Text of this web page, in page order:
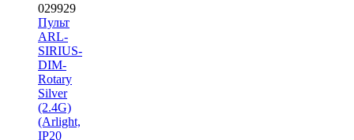
029929
Пульт
ARL-
SIRIUS-
DIM-
Rotary
Silver
(2.4G)
(Arlight,
IP20